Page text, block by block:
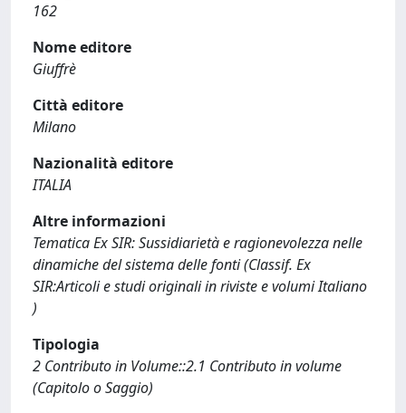
162
Nome editore
Giuffrè
Città editore
Milano
Nazionalità editore
ITALIA
Altre informazioni
Tematica Ex SIR: Sussidiarietà e ragionevolezza nelle
dinamiche del sistema delle fonti (Classif. Ex
SIR:Articoli e studi originali in riviste e volumi Italiano
)
Tipologia
2 Contributo in Volume::2.1 Contributo in volume
(Capitolo o Saggio)